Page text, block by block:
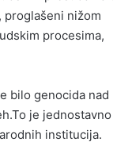
proglašeni nižom
procesima,
bilo genocida nad
je jednostavno
institucija.